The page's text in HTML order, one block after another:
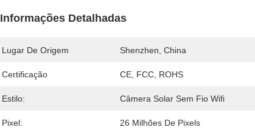
Informações Detalhadas
Lugar De Origem Shenzhen, China
Certificação CE, FCC, ROHS
Estilo: Câmera Solar Sem Fio Wifi
Pixel: 26 Milhões De Pixels